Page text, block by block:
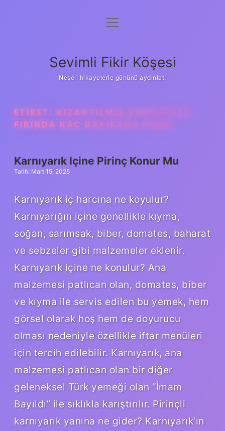
Anasayfa
Yasal Uyarı
menüyü
Sevimli Fikir Köşesi
Neşeli hikayelerle gününü aydınlat!
ETIKET: KIZARTILMIŞ KARNIYARIK
FIRINDA KAÇ DAKIKADA PIŞER
Karnıyarık Içine Pirinç Konur Mu
Tarih: Mart 15, 2025
Karnıyarık iç harcına ne koyulur?
Karnıyarığın içine genellikle kıyma,
soğan, sarımsak, biber, domates, baharat
ve sebzeler gibi malzemeler eklenir.
Karnıyarık içine ne konulur? Ana
malzemesi patlıcan olan, domates, biber
ve kıyma ile servis edilen bu yemek, hem
görsel olarak hoş hem de doyurucu
olması nedeniyle özellikle iftar menüleri
için tercih edilebilir. Karnıyarık, ana
malzemesi patlıcan olan bir diğer
geleneksel Türk yemeği olan “İmam
Bayıldı” ile sıklıkla karıştırılır. Pirinçli
karnıyarık yanına ne gider? Karnıyarık’ın